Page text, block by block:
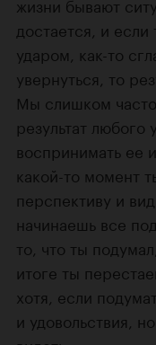
достается, и
ударом, как-то
увернуться, то
Мы слишком
результат любого
воспринимать ее
какой-то момент
перспективу и
начинаешь все
то, что ты
итоге ты
хотя, если
и удовольствия,